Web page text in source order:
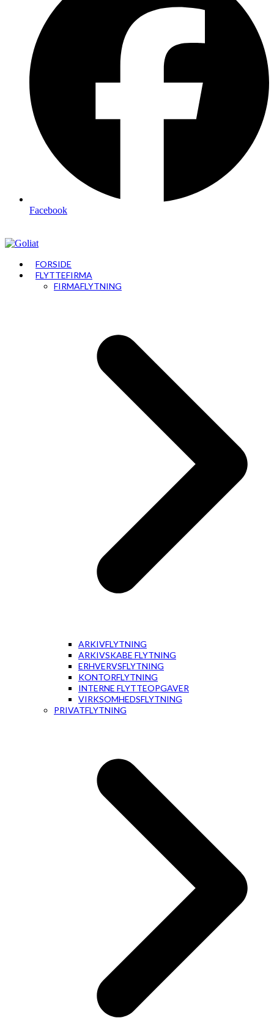
Facebook
FORSIDE
FLYTTEFIRMA
FIRMAFLYTNING
ARKIVFLYTNING
ARKIVSKABE FLYTNING
ERHVERVSFLYTNING
KONTORFLYTNING
INTERNE FLYTTEOPGAVER
VIRKSOMHEDSFLYTNING
PRIVATFLYTNING